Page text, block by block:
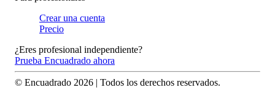
Crear una cuenta
Precio
¿Eres profesional independiente?
Prueba Encuadrado ahora
© Encuadrado 2026 | Todos los derechos reservados.